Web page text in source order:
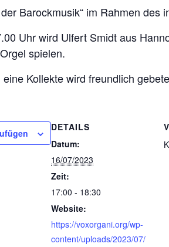
Barockmusik“ im Rahmen des
Uhr wird Ulfert Smidt aus
spielen.
Kollekte wird freundlich
DETAILS
Datum:
16/07/2023
Zeit:
17:00 - 18:30
Website:
https://voxorgani.org/wp-
content/uploads/2023/07/